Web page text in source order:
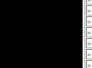
»
»
»
»
»
»